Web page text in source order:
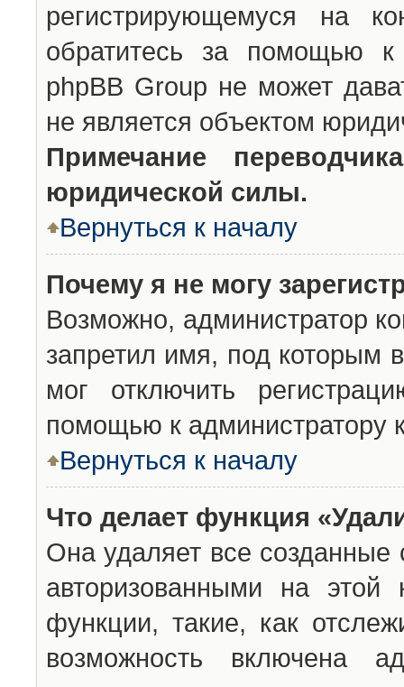
регистрирующемуся на
обратитесь за помощью к
phpBB Group не может
не является объектом
Примечание
юридической силы.
Вернуться к началу
Почему я не могу
Возможно, администратор
запретил имя, под которым
мог отключить
помощью к администратору
Вернуться к началу
Что делает функция
Она удаляет все созданные
авторизованными на
функции, такие, как
возможность включена